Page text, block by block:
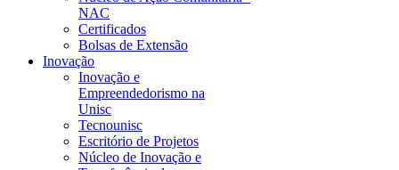
NAC
Certificados
Bolsas de Extensão
Inovação
Inovação e
Empreendedorismo na
Unisc
Tecnounisc
Escritório de Projetos
Núcleo de Inovação e